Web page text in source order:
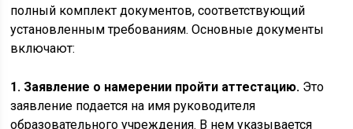
полный комплект документов, соответствующий
установленным требованиям. Основные документы
включают:
1. Заявление о намерении пройти аттестацию. Это
заявление подается на имя руководителя
образовательного учреждения. В нем указывается